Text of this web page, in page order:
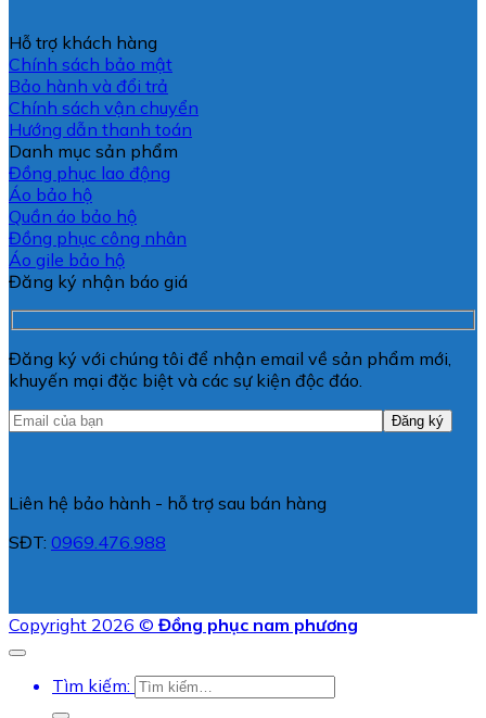
Hỗ trợ khách hàng
Chính sách bảo mật
Bảo hành và đổi trả
Chính sách vận chuyển
Hướng dẫn thanh toán
Danh mục sản phẩm
Đồng phục lao động
Áo bảo hộ
Quần áo bảo hộ
Đồng phục công nhân
Áo gile bảo hộ
Đăng ký nhận báo giá
Đăng ký với chúng tôi để nhận email về sản phẩm mới,
khuyến mại đặc biệt và các sự kiện độc đáo.
Liên hệ bảo hành - hỗ trợ sau bán hàng
SĐT: 0969.476.988
Copyright 2026 ©Đồng phục nam phương
Tìm kiếm: